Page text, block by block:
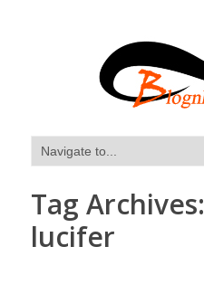
Tag Archives:
lucifer